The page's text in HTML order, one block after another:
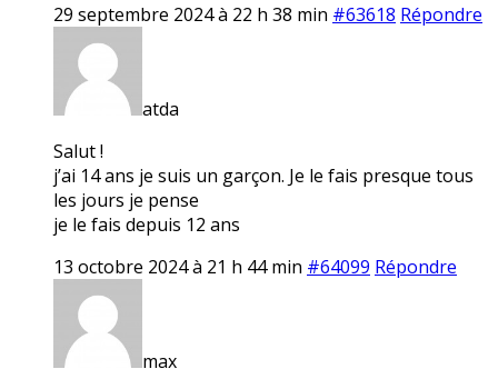
29 septembre 2024 à 22 h 38 min #63618 Répondre
atda
Salut !
j’ai 14 ans je suis un garçon. Je le fais presque tous
les jours je pense
je le fais depuis 12 ans
13 octobre 2024 à 21 h 44 min #64099 Répondre
max